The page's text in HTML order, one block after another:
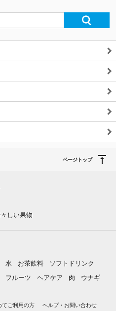
ページトップ
しい果物
水 お茶飲料
ソフトドリンク
フルーツ ヘアケア 肉 ウナギ
てご利用の方 ヘルプ・お問い合わせ